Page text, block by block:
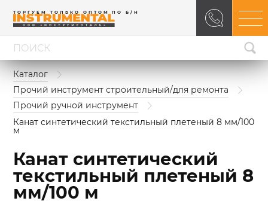
ТОРГУЕМ ТОЛЬКО ОПТОМ ПО Б/Н
Каталог
Прочий инструмент строительный/для ремонта
Прочий ручной инструмент
Канат синтетический текстильный плетеный 8 мм/100
м
Канат синтетический
текстильный плетеный 8
мм/100 м